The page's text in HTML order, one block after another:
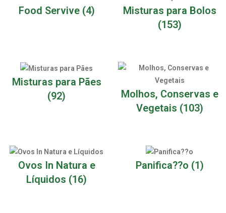
Food Servive (4)
Misturas para Bolos
(153)
Misturas para Pães
(92)
Molhos, Conservas e
Vegetais (103)
Ovos In Natura e
Líquidos (16)
Panifica??o (1)